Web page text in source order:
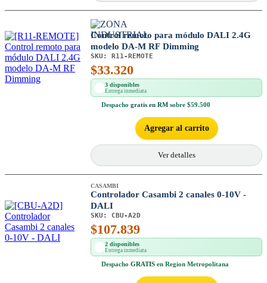
Control remoto para módulo DALI 2.4G
modelo DA-M RF Dimming
SKU: R11-REMOTE
$33.320
3 disponibles
Entrega inmediata
Despacho gratis en RM sobre $59.500
Agregar al carrito
Ver detalles
CASAMBI
Controlador Casambi 2 canales 0-10V -
DALI
SKU: CBU-A2D
$107.839
2 disponibles
Entrega inmediata
Despacho GRATIS en Region Metropolitana